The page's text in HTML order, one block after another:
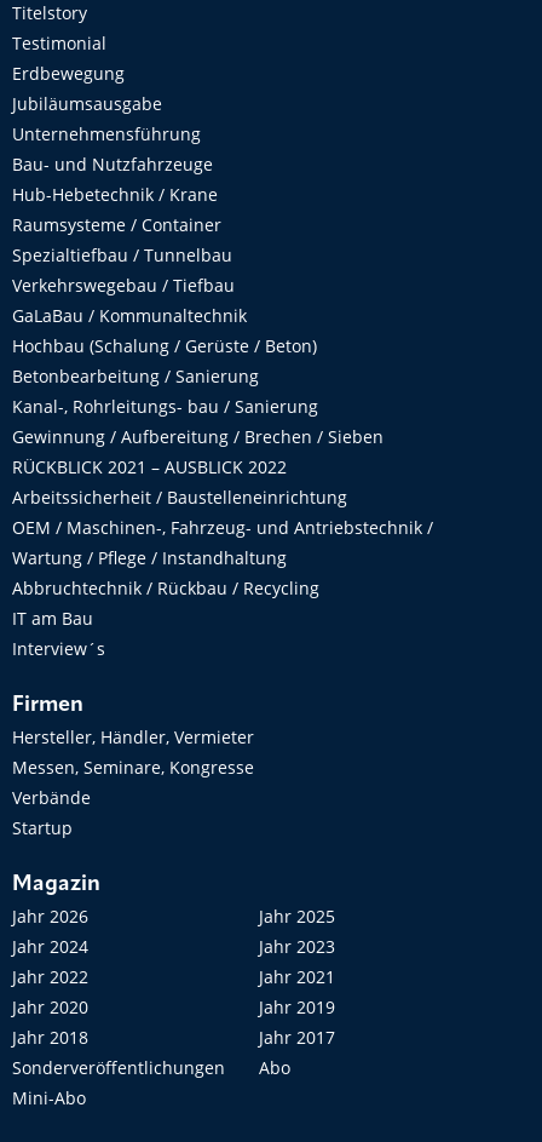
Titelstory
Testimonial
Erdbewegung
Jubiläumsausgabe
Unternehmensführung
Bau- und Nutzfahrzeuge
Hub-Hebetechnik / Krane
Raumsysteme / Container
Spezialtiefbau / Tunnelbau
Verkehrswegebau / Tiefbau
GaLaBau / Kommunaltechnik
Hochbau (Schalung / Gerüste / Beton)
Betonbearbeitung / Sanierung
Kanal-, Rohrleitungs- bau / Sanierung
Gewinnung / Aufbereitung / Brechen / Sieben
RÜCKBLICK 2021 – AUSBLICK 2022
Arbeitssicherheit / Baustelleneinrichtung
OEM / Maschinen-, Fahrzeug- und Antriebstechnik /
Wartung / Pflege / Instandhaltung
Abbruchtechnik / Rückbau / Recycling
IT am Bau
Interview´s
Firmen
Hersteller, Händler, Vermieter
Messen, Seminare, Kongresse
Verbände
Startup
Magazin
Jahr 2026
Jahr 2025
Jahr 2024
Jahr 2023
Jahr 2022
Jahr 2021
Jahr 2020
Jahr 2019
Jahr 2018
Jahr 2017
Sonderveröffentlichungen
Abo
Mini-Abo